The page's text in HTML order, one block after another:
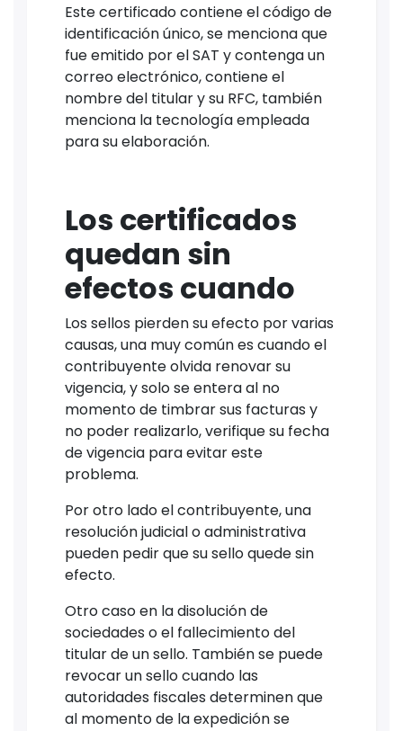
Este certificado contiene el código de
identificación único, se menciona que
fue emitido por el SAT y contenga un
correo electrónico, contiene el
nombre del titular y su RFC, también
menciona la tecnología empleada
para su elaboración.
Los certificados
quedan sin
efectos cuando
Los sellos pierden su efecto por varias
causas, una muy común es cuando el
contribuyente olvida renovar su
vigencia, y solo se entera al no
momento de timbrar sus facturas y
no poder realizarlo, verifique su fecha
de vigencia para evitar este
problema.
Por otro lado el contribuyente, una
resolución judicial o administrativa
pueden pedir que su sello quede sin
efecto.
Otro caso en la disolución de
sociedades o el fallecimiento del
titular de un sello. También se puede
revocar un sello cuando las
autoridades fiscales determinen que
al momento de la expedición se